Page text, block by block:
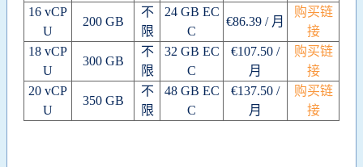
16 vCP
U
200 GB
不
限
24 GB EC
C
€86.39 / 月
购买链
接
18 vCP
U
300 GB
不
限
32 GB EC
C
€107.50 /
月
购买链
接
20 vCP
U
350 GB
不
限
48 GB EC
C
€137.50 /
月
购买链
接